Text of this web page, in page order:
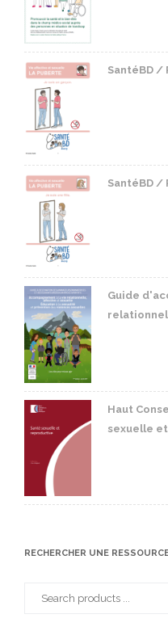
SantéBD /
SantéBD /
Guide
Haut
sexuelle
RECHERCHER UNE